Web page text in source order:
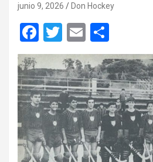
junio 9, 2026 Don Hockey
F
a
ce
b
o
o
k
T
wi
tt
er
E
m
ail
o
m
p
ar
tir